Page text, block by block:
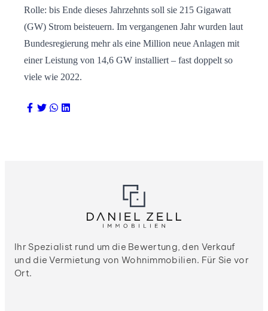
Rolle: bis Ende dieses Jahrzehnts soll sie 215 Gigawatt
(GW) Strom beisteuern. Im vergangenen Jahr wurden laut
Bundesregierung mehr als eine Million neue Anlagen mit
einer Leistung von 14,6 GW installiert – fast doppelt so
viele wie 2022.
Ihr Spezialist rund um die Bewertung, den Verkauf
und die Vermietung von Wohnimmobilien. Für Sie vor
Ort.